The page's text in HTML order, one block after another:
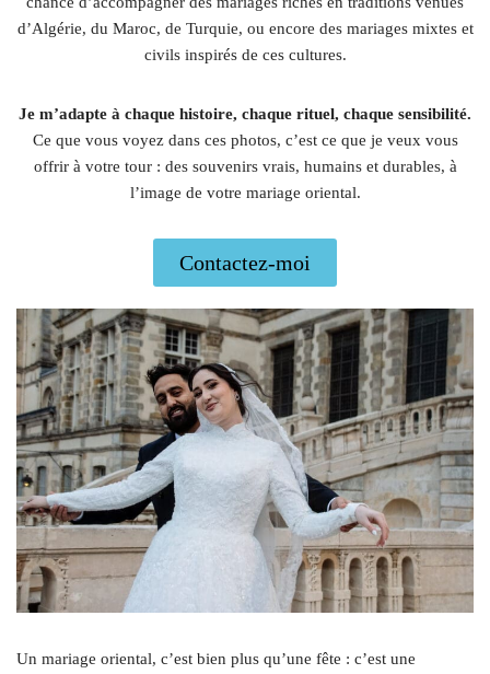
d’Algérie, du Maroc, de Turquie, ou encore des mariages mixtes et
civils inspirés de ces cultures.
Je m’adapte à chaque histoire, chaque rituel, chaque sensibilité.
Ce que vous voyez dans ces photos, c’est ce que je veux vous
offrir à votre tour : des souvenirs vrais, humains et durables, à
l’image de votre mariage oriental.
Contactez-moi
Un mariage oriental, c’est bien plus qu’une fête : c’est une